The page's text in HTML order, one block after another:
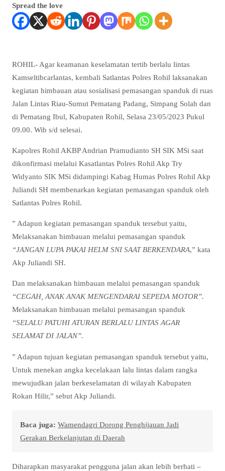
Spread the love
ROHIL- Agar keamanan keselamatan tertib berlalu lintas
Kamseltibcarlantas, kembali Satlantas Polres Rohil laksanakan
kegiatan himbauan atau sosialisasi pemasangan spanduk di ruas
Jalan Lintas Riau-Sumut Pematang Padang, Simpang Solah dan
di Pematang Ibul, Kabupaten Rohil, Selasa 23/05/2023 Pukul
09.00. Wib s/d selesai.
Kapolres Rohil AKBP Andrian Pramudianto SH SIK MSi saat
dikonfirmasi melalui Kasatlantas Polres Rohil Akp Try
Widyanto SIK MSi didampingi Kabag Humas Polres Rohil Akp
Juliandi SH membenarkan kegiatan pemasangan spanduk oleh
Satlantas Polres Rohil.
” Adapun kegiatan pemasangan spanduk tersebut yaitu,
Melaksanakan himbauan melalui pemasangan spanduk
“JANGAN LUPA PAKAI HELM SNI SAAT BERKENDARA,” kata
Akp Juliandi SH.
Dan melaksanakan himbauan melalui pemasangan spanduk
“CEGAH, ANAK ANAK MENGENDARAI SEPEDA MOTOR”.
Melaksanakan himbauan melalui pemasangan spanduk
“SELALU PATUHI ATURAN BERLALU LINTAS AGAR
SELAMAT DI JALAN”.
” Adapun tujuan kegiatan pemasangan spanduk tersebut yaitu,
Untuk menekan angka kecelakaan lalu lintas dalam rangka
mewujudkan jalan berkeselamatan di wilayah Kabupaten
Rokan Hilir,” sebut Akp Juliandi.
Baca juga: Wamendagri Dorong Penghijauan Jadi
Gerakan Berkelanjutan di Daerah
Diharapkan masyarakat pengguna jalan akan lebih berhati –